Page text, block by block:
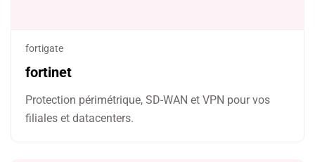
fortigate
fortinet
Protection périmétrique, SD-WAN et VPN pour vos
filiales et datacenters.